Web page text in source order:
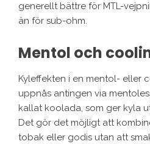
generellt bättre för MTL-
än för sub-ohm.
Mentol och
Kyleffekten i en mentol- eller
uppnås antingen via
kallat koolada, som ger kyla
Det gör det möjligt att
tobak eller godis utan att